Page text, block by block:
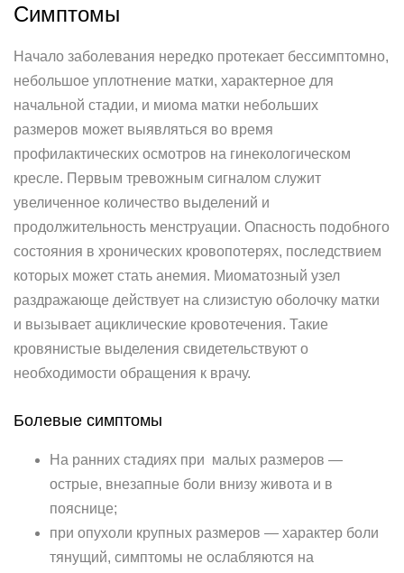
Симптомы
Начало заболевания нередко протекает бессимптомно,
небольшое уплотнение матки, характерное для
начальной стадии, и миома матки небольших
размеров может выявляться во время
профилактических осмотров на гинекологическом
кресле. Первым тревожным сигналом служит
увеличенное количество выделений и
продолжительность менструации. Опасность подобного
состояния в хронических кровопотерях, последствием
которых может стать анемия. Миоматозный узел
раздражающе действует на слизистую оболочку матки
и вызывает ациклические кровотечения. Такие
кровянистые выделения свидетельствуют о
необходимости обращения к врачу.
Болевые симптомы
На ранних стадиях при малых размеров —
острые, внезапные боли внизу живота и в
пояснице;
при опухоли крупных размеров — характер боли
тянущий, симптомы не ослабляются на